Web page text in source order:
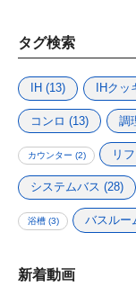
タグ検索
IH (13) IHク
コンロ (13) 調
カウンター (2) リ
システムバス (28)
浴槽(3) バスルー
新着動画